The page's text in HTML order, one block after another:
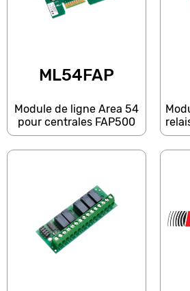
ML54FAP
Module de ligne Area 54
pour centrales FAP500